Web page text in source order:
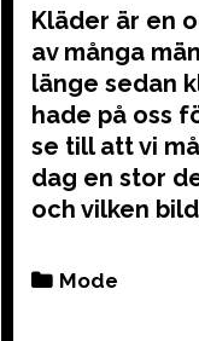
Kläder är en
av många
länge sedan
hade på oss
se till att vi
dag en stor
och vilken
Categories
Mode